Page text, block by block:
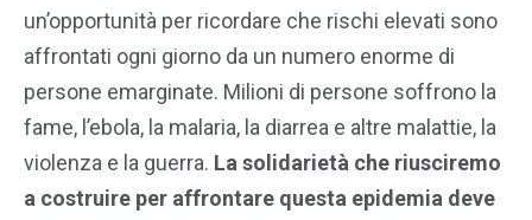
un’opportunità per ricordare che rischi elevati sono
affrontati ogni giorno da un numero enorme di
persone emarginate. Milioni di persone soffrono la
fame, l’ebola, la malaria, la diarrea e altre malattie, la
violenza e la guerra. La solidarietà che riusciremo
a costruire per affrontare questa epidemia deve